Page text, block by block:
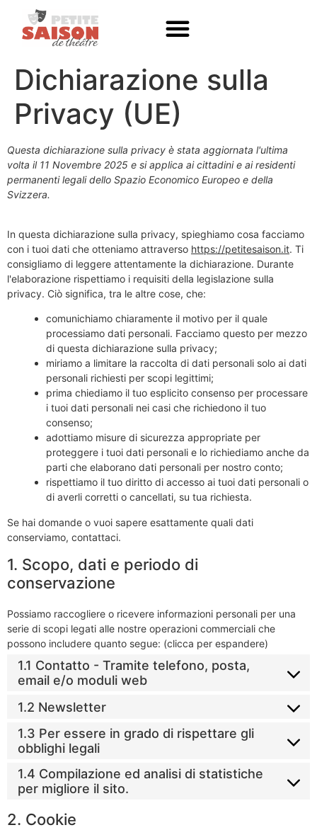
Dichiarazione sulla
Privacy (UE)
Questa dichiarazione sulla privacy è stata aggiornata l'ultima
volta il 11 Novembre 2025 e si applica ai cittadini e ai residenti
permanenti legali dello Spazio Economico Europeo e della
Svizzera.
In questa dichiarazione sulla privacy, spieghiamo cosa facciamo
con i tuoi dati che otteniamo attraverso https://petitesaison.it. Ti
consigliamo di leggere attentamente la dichiarazione. Durante
l'elaborazione rispettiamo i requisiti della legislazione sulla
privacy. Ciò significa, tra le altre cose, che:
comunichiamo chiaramente il motivo per il quale
processiamo dati personali. Facciamo questo per mezzo
di questa dichiarazione sulla privacy;
miriamo a limitare la raccolta di dati personali solo ai dati
personali richiesti per scopi legittimi;
prima chiediamo il tuo esplicito consenso per processare
i tuoi dati personali nei casi che richiedono il tuo
consenso;
adottiamo misure di sicurezza appropriate per
proteggere i tuoi dati personali e lo richiediamo anche da
parti che elaborano dati personali per nostro conto;
rispettiamo il tuo diritto di accesso ai tuoi dati personali o
di averli corretti o cancellati, su tua richiesta.
Se hai domande o vuoi sapere esattamente quali dati
conserviamo, contattaci.
1. Scopo, dati e periodo di
conservazione
Possiamo raccogliere o ricevere informazioni personali per una
serie di scopi legati alle nostre operazioni commerciali che
possono includere quanto segue: (clicca per espandere)
1.1 Contatto - Tramite telefono, posta,
email e/o moduli web
1.2 Newsletter
1.3 Per essere in grado di rispettare gli
obblighi legali
1.4 Compilazione ed analisi di statistiche
per migliore il sito.
2. Cookie